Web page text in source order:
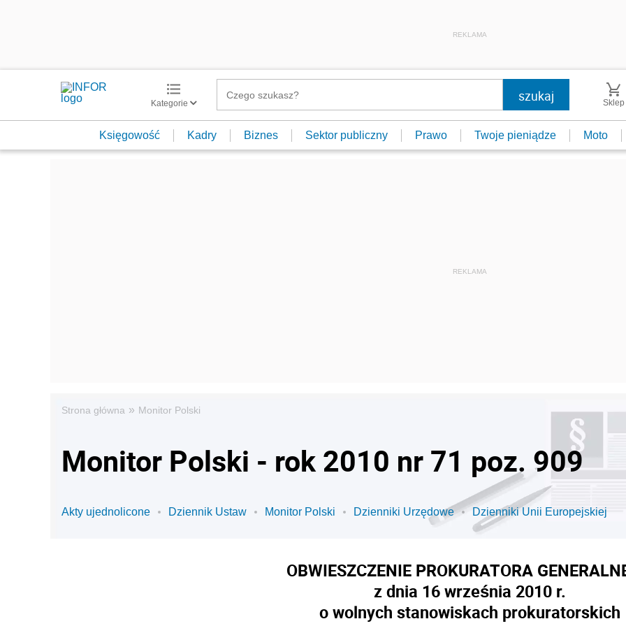
REKLAMA
Kategorie Sklep
Księgowość Kadry Biznes Sektor publiczny Prawo Twoje pieniądze Moto
Strona główna » Monitor Polski
Monitor Polski - rok 2010 nr 71 poz. 909
Akty ujednolicone Dziennik Ustaw Monitor Polski Dzienniki Urzędowe Dzienniki Unii Europejskiej
OBWIESZCZENIE PROKURATORA
z dnia 16 września 2010 r.
o wolnych stanowiskach prokuratorskich